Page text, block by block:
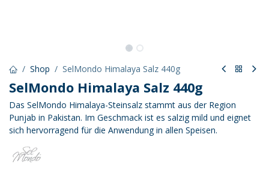
Shop SelMondo Himalaya Salz 440g
SelMondo Himalaya Salz 440g
Das SelMondo Himalaya-Steinsalz stammt aus der Region
Punjab in Pakistan. Im Geschmack ist es salzig mild und eignet
sich hervorragend für die Anwendung in allen Speisen.